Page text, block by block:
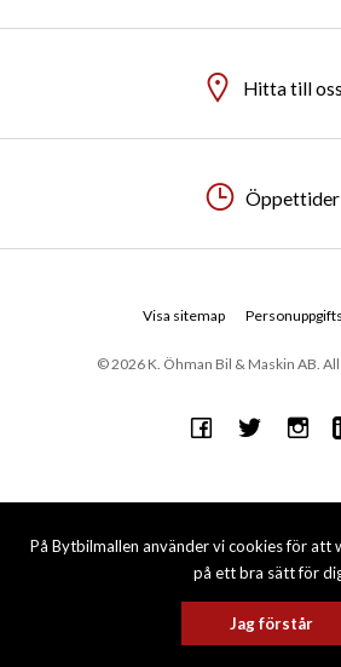
På Bytbilmallen använder vi cookies för att
på ett bra sätt för
Jag förstår
Hitta till oss
Öppettider
© 2026 K. Öhman Bil & Maskin AB.
Visa sitemap